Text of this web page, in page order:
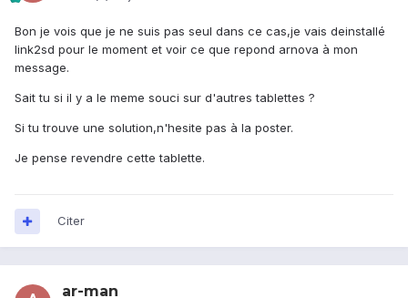
Bon je vois que je ne suis pas seul dans ce cas,je vais deinstallé
link2sd pour le moment et voir ce que repond arnova à mon
message.
Sait tu si il y a le meme souci sur d'autres tablettes ?
Si tu trouve une solution,n'hesite pas à la poster.
Je pense revendre cette tablette.
Citer
ar-man